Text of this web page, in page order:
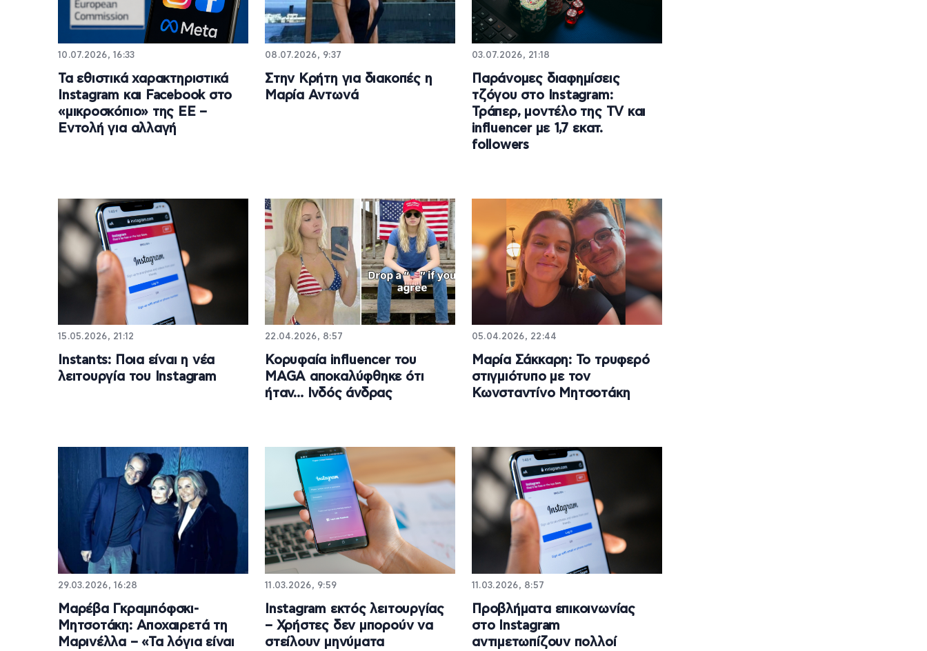
10.07.2026, 16:33
Τα εθιστικά χαρακτηριστικά
Instagram και Facebook στο
«μικροσκόπιο» της ΕΕ –
Εντολή για αλλαγή
08.07.2026, 9:37
Στην Κρήτη για διακοπές η
Μαρία Αντωνά
03.07.2026, 21:18
Παράνομες διαφημίσεις
τζόγου στο Instagram:
Τράπερ, μοντέλο της TV και
influencer με 1,7 εκατ.
followers
15.05.2026, 21:12
Ιnstants: Ποια είναι η νέα
λειτουργία του Instagram
22.04.2026, 8:57
Κορυφαία influencer του
MAGA αποκαλύφθηκε ότι
ήταν… Ινδός άνδρας
05.04.2026, 22:44
Μαρία Σάκκαρη: Το τρυφερό
στιγμιότυπο με τον
Κωνσταντίνο Μητσοτάκη
29.03.2026, 16:28
Μαρέβα Γκραμπόφσκι-
Μητσοτάκη: Αποχαιρετά τη
Μαρινέλλα – «Τα λόγια είναι
11.03.2026, 9:59
Instagram εκτός λειτουργίας
– Χρήστες δεν μπορούν να
στείλουν μηνύματα
11.03.2026, 8:57
Προβλήματα επικοινωνίας
στο Instagram
αντιμετωπίζουν πολλοί